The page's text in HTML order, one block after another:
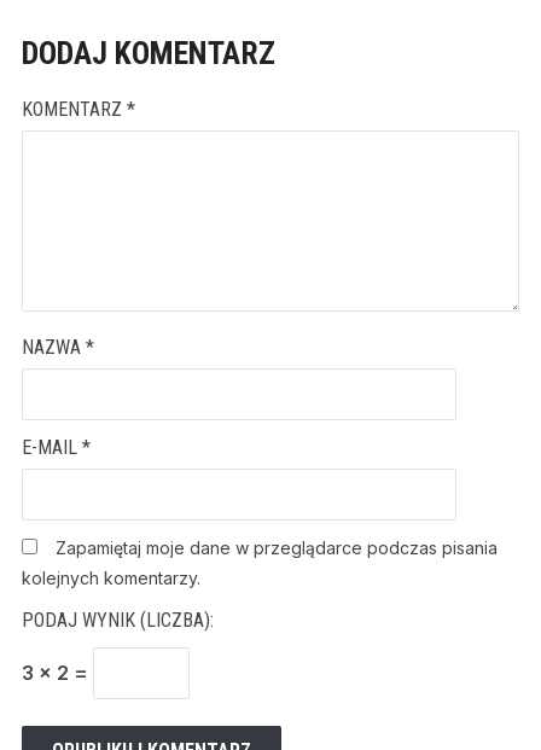
DODAJ KOMENTARZ
KOMENTARZ *
NAZWA *
E-MAIL *
Zapamiętaj moje dane w przeglądarce podczas pisania
kolejnych komentarzy.
PODAJ WYNIK (LICZBA):
3 × 2 =